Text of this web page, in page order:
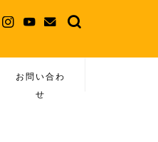
お問い合わ
せ